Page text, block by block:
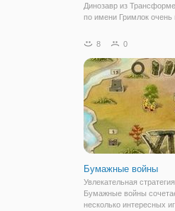
Динозавр из
по имени Гримлок очень
скармливая ему
очень любит. В онлайн
"Трансформеры:
Гримлока" вы будете
8 0
Бумажные войны
Увлекательная стратегия
Бумажные войны
несколько интересных